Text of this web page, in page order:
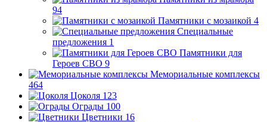
94
Памятники с мозаикой 4
Специальные
предложения 1
Памятники для
Героев СВО 9
Мемориальные комплексы
464
Цоколя 123
Ограды 100
Цветники 16